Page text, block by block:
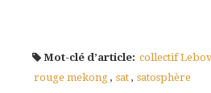
Mot-clé d’article: collectif
rouge mekong , sat , satosphère